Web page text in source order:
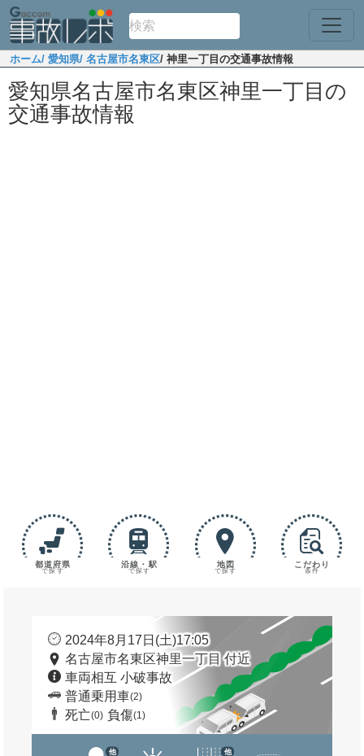
ホーム/ 愛知県/ 名古屋市名東区/ 神里一丁目の交通事故情報
愛知県名古屋市名東区神里一丁目の
交通事故情報
都道府県
で探す
沿線・駅
で探す
地図
で探す
こだわり
条件
2024年8月17日(土)17:05
名古屋市名東区神里一丁目 付近
車両相互 小破事故
普通乗用車(2)
死亡(0) 負傷(1)
他 他